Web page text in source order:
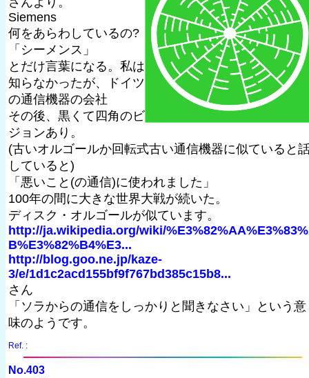
Siemens
何をあらわしているの?
「シーメンス」
とだけ言葉になる。私は
知らなかったが、ドイツ
の通信機器の会社
その後、黒くて四角のビ
ジョンあり。
(古いオルゴールか回転式古い通信機器に似ていると
していると)
「悪いこと(の通信)に使われました」
100年の間に大きな世界大戦が続いた。
ディスク・オルゴールが似ています。
http://ja.wikipedia.org/wiki/
B%E3%82%B4%E3...
http://blog.goo.ne.jp/kaze-
3/e/1d1c2acd155bf9f767bd385c15b8...
さん
「ソラからの通信をしっかりと聞きなさい」という意
味のようです。
Ref. :
No.403